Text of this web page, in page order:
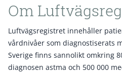
Om
Luftvägsregistret innehåller
vårdnivåer som diagnostiserats
Sverige finns sannolikt omkring
diagnosen astma och 500 000